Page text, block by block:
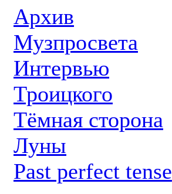
Архив
Музпросвета
Интервью
Троицкого
Тёмная сторона
Луны
Past perfect tense